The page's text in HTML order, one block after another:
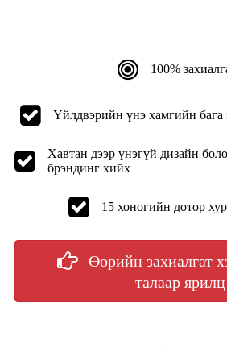
100%
Үйлдвэрийн үнэ хамгийн бага
Хавтан дээр үнэгүй дизайн
брэндинг хийх
15 хоногийн дотор
Өөрийн захиалгат
талаар ярилц